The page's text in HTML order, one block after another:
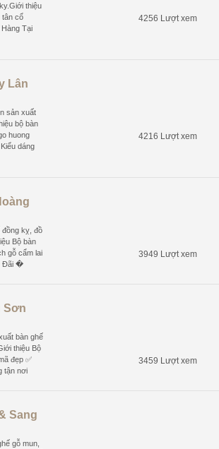
thiệu
tân cổ
Tại
4256 Lượt xem
Lân
sản xuất
bộ bàn
huong
dáng
4216 Lượt xem
đồng kỵ, đồ
Bộ bàn
gỗ cẩm lai
Đãi �
3949 Lượt xem
Sơn
bàn ghế
thiệu Bộ
đẹp ✅
tận nơi
3459 Lượt xem
Sang
gỗ mun,